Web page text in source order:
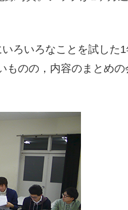
ろいろなことを試した
ものの，内容のまとめの